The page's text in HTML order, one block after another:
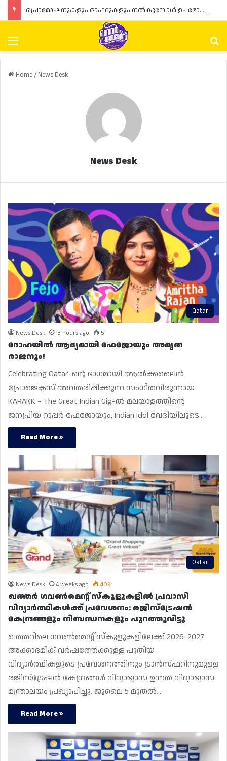
പ്രൊമോഷനുകളും ഓഫറുകളും നൽകുമ്പോൾ ഉപഭോക്താക്കളുടെ അവകാശങ്ങൾ ഉറപ്പാക്കണമെന്ന് ഖത്തർ വാണിജ്യ വ്യവസായ മന്ത്രാലയത്തിന്റെ (MoCI) നിർദ്ദേശം
Menu
Home/ News Desk
News Desk
Qatar
News Desk 13 hours ago 5
ദോഹയിൽ ആദ്യമായി ഫേജോയും അമൃത
രാജനും!
Celebrating Qatar-ന്റെ ഭാഗമായി ആൽക്കലൈൻ
പ്രോജെക്ടസ് അവതരിപ്പിക്കുന്ന സംഗീതവിരുന്നായ
KARAKK – The Great Indian Gig-ൽ മലയാളത്തിന്റെ
ജനപ്രിയ റാപ്പർ ഫേജോയും, Indian Idol വേദിയിലൂടെ…
Read More »
Qatar
News Desk 4 weeks ago 409
ഖത്തർ ഗവൺമെന്റ് സ്കൂളുകളിൽ പ്രവാസി
വിദ്യാർത്ഥികൾക്ക് പ്രവേശനം: രജിസ്ട്രേഷൻ
കേന്ദ്രങ്ങളും നിബന്ധനകളും പുറത്തുവിട്ടു
ഖത്തറിലെ ഗവൺമെന്റ് സ്കൂളുകളിലേക്ക് 2026-2027
അക്കാദമിക് വർഷത്തേക്കുള്ള പുതിയ
വിദ്യാർത്ഥികളുടെ പ്രവേശനത്തിനും ട്രാൻസ്ഫറിനുമുള്ള
രജിസ്ട്രേഷൻ കേന്ദ്രങ്ങൾ വിദ്യാഭ്യാസ ഉന്നത വിദ്യാഭ്യാസ
മന്ത്രാലയം പ്രഖ്യാപിച്ചു. ജൂലൈ 5 മുതൽ…
Read More »